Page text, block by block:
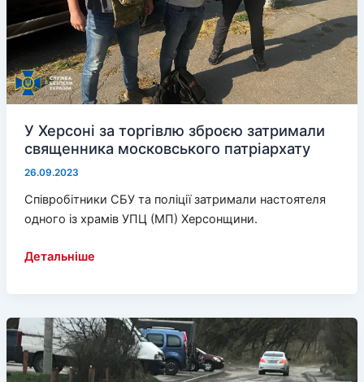
У Херсоні за торгівлю зброєю затримали
священника московського патріархату
26.09.2023
Співробітники СБУ та поліції затримали настоятеля
одного із храмів УПЦ (МП) Херсонщини.
У
торгівлю
зброєю
затримали
священника
Детальніше